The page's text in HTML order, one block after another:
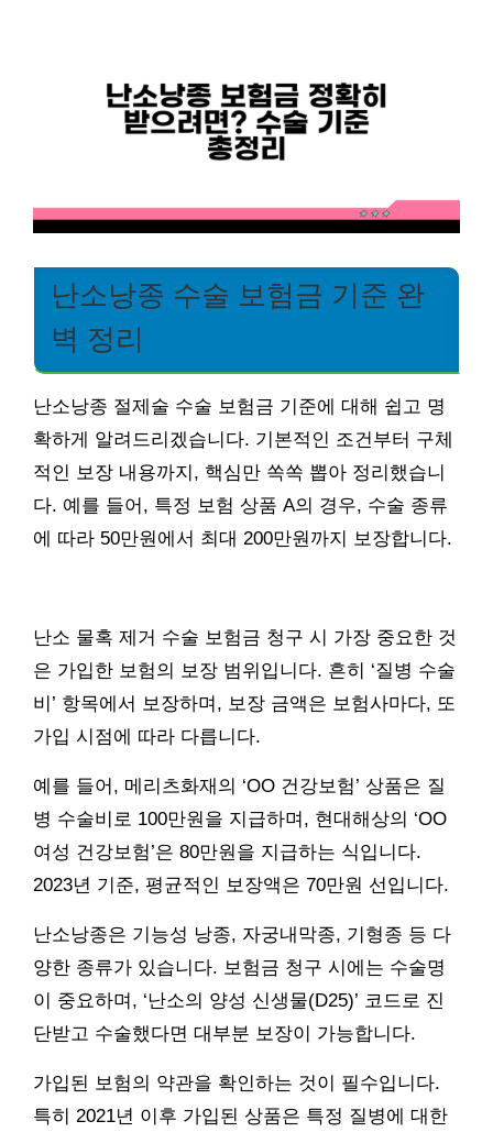
난소낭종 수술 보험금 기준 완
벽 정리
난소낭종 절제술 수술 보험금 기준에 대해 쉽고 명
확하게 알려드리겠습니다. 기본적인 조건부터 구체
적인 보장 내용까지, 핵심만 쏙쏙 뽑아 정리했습니
다. 예를 들어, 특정 보험 상품 A의 경우, 수술 종류
에 따라 50만원에서 최대 200만원까지 보장합니다.
난소 물혹 제거 수술 보험금 청구 시 가장 중요한 것
은 가입한 보험의 보장 범위입니다. 흔히 ‘질병 수술
비’ 항목에서 보장하며, 보장 금액은 보험사마다, 또
가입 시점에 따라 다릅니다.
예를 들어, 메리츠화재의 ‘OO 건강보험’ 상품은 질
병 수술비로 100만원을 지급하며, 현대해상의 ‘OO
여성 건강보험’은 80만원을 지급하는 식입니다.
2023년 기준, 평균적인 보장액은 70만원 선입니다.
난소낭종은 기능성 낭종, 자궁내막종, 기형종 등 다
양한 종류가 있습니다. 보험금 청구 시에는 수술명
이 중요하며, ‘난소의 양성 신생물(D25)’ 코드로 진
단받고 수술했다면 대부분 보장이 가능합니다.
가입된 보험의 약관을 확인하는 것이 필수입니다.
특히 2021년 이후 가입된 상품은 특정 질병에 대한